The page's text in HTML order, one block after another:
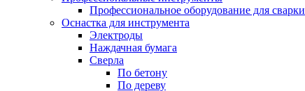
Профессиональное оборудование для сварки
Оснастка для инструмента
Электроды
Наждачная бумага
Сверла
По бетону
По дереву